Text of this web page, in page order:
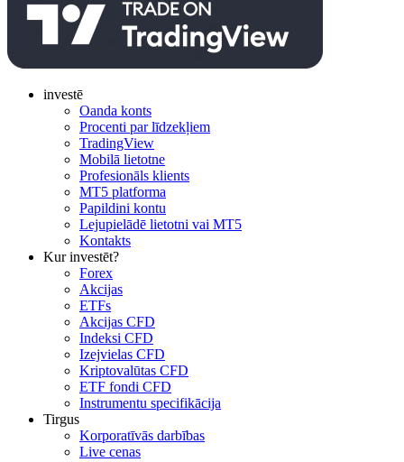
investē
Oanda konts
Procenti par līdzekļiem
TradingView
Mobilā lietotne
Profesionāls klients
MT5 platforma
Papildini kontu
Lejupielādē lietotni vai MT5
Kontakts
Kur investēt?
Forex
Akcijas
ETFs
Akcijas CFD
Indeksi CFD
Izejvielas CFD
Kriptovalūtas CFD
ETF fondi CFD
Instrumentu specifikācija
Tirgus
Korporatīvās darbības
Live cenas